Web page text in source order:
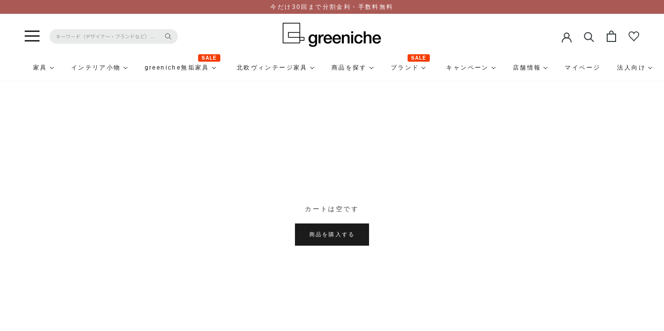
ン
今だけ30回まで分割金利・手数料無料
家具 インテリア小物 greeniche無垢家具
SALE
北欧ヴィンテージ家具
商品を探す ブランド
SALE
キャンペーン
店舗情報 マイページ 法人向け
カートは空です
商品を購入する